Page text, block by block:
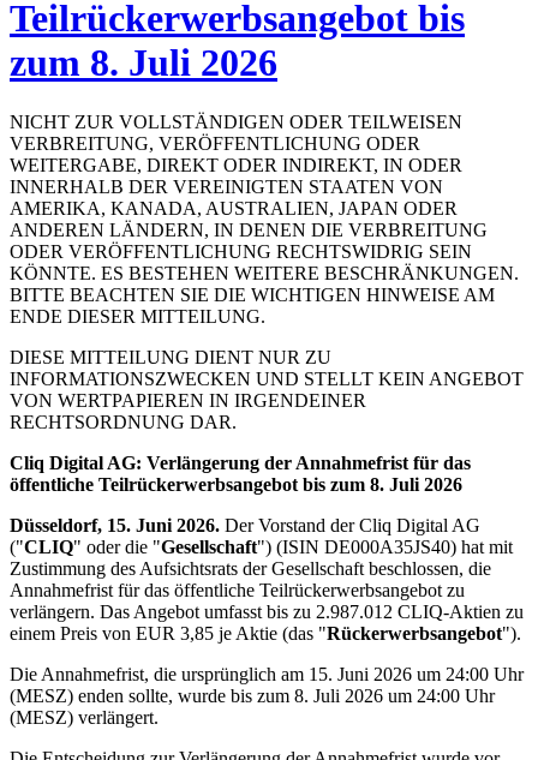
Teilrückerwerbsangebot bis
zum 8. Juli 2026
NICHT ZUR VOLLSTÄNDIGEN ODER TEILWEISEN
VERBREITUNG, VERÖFFENTLICHUNG ODER
WEITERGABE, DIREKT ODER INDIREKT, IN ODER
INNERHALB DER VEREINIGTEN STAATEN VON
AMERIKA, KANADA, AUSTRALIEN, JAPAN ODER
ANDEREN LÄNDERN, IN DENEN DIE VERBREITUNG
ODER VERÖFFENTLICHUNG RECHTSWIDRIG SEIN
KÖNNTE. ES BESTEHEN WEITERE BESCHRÄNKUNGEN.
BITTE BEACHTEN SIE DIE WICHTIGEN HINWEISE AM
ENDE DIESER MITTEILUNG.
DIESE MITTEILUNG DIENT NUR ZU
INFORMATIONSZWECKEN UND STELLT KEIN ANGEBOT
VON WERTPAPIEREN IN IRGENDEINER
RECHTSORDNUNG DAR.
Cliq Digital AG: Verlängerung der Annahmefrist für das
öffentliche Teilrückerwerbsangebot bis zum 8. Juli 2026
Düsseldorf, 15. Juni 2026. Der Vorstand der Cliq Digital AG
("CLIQ" oder die "Gesellschaft") (ISIN DE000A35JS40) hat mit
Zustimmung des Aufsichtsrats der Gesellschaft beschlossen, die
Annahmefrist für das öffentliche Teilrückerwerbsangebot zu
verlängern. Das Angebot umfasst bis zu 2.987.012 CLIQ-Aktien zu
einem Preis von EUR 3,85 je Aktie (das "Rückerwerbsangebot").
Die Annahmefrist, die ursprünglich am 15. Juni 2026 um 24:00 Uhr
(MESZ) enden sollte, wurde bis zum 8. Juli 2026 um 24:00 Uhr
(MESZ) verlängert.